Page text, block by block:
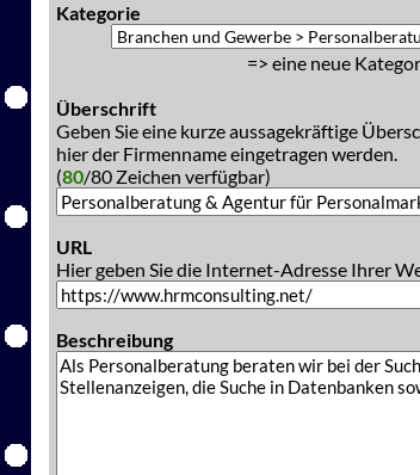
Kategorie
=> eine neue
Überschrift
Geben Sie eine kurze aussagekräftige
hier der Firmenname eingetragen werden.
(80/80 Zeichen verfügbar)
URL
Hier geben Sie die Internet-Adresse Ihrer
Beschreibung